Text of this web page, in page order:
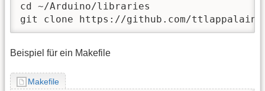
cd ~/Arduino/libraries
git clone https://github.com/ttlappalainen/
Beispiel für ein Makefile
Makefile